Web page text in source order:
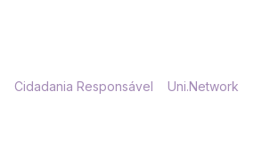
Cidadania Responsável Uni.Network